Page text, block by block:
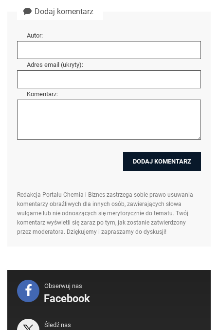
Dodaj komentarz
Autor:
Adres email (ukryty):
Komentarz:
Redakcja Portalu Chemia i Biznes zastrzega sobie prawo usuwania
komentarzy obraźliwych dla innych osób, zawierających słowa
wulgarne lub nie odnoszących się merytorycznie do tematu. Twój
komentarz wyświetli się zaraz po tym, jak zostanie zatwierdzony
przez moderatora. Dziękujemy i zapraszamy do dyskusji!
Obserwuj nas
Facebook
Śledź nas